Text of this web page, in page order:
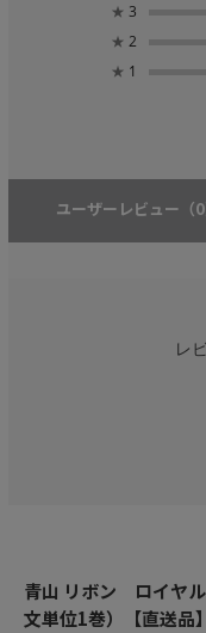
★ 3
★ 2
★ 1
ユーザーレビュー （0
レ
青山 リボン ロイヤ
文単位1巻）【直送品